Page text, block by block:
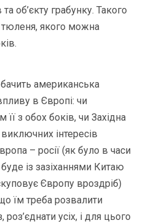
об’єкту грабунку. Такого
тюленя, якого можна
американська
в Європі: чи
її з обох боків, чи Західна
інтересів
– росії (як було в часи
із зазіханнями Китаю
Європу вроздріб)
їм треба розвалити
усіх, і для цього